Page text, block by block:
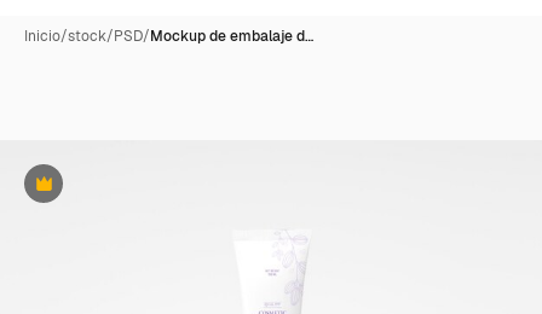
Inicio/stock/PSD/Mockup de embalaje d…
Premium